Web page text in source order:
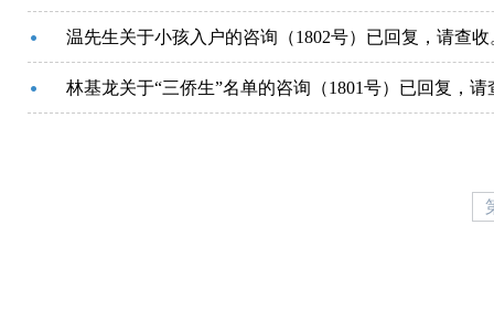
温先生关于小孩入户的咨询（1802号）已回复，请查收
林基龙关于“三侨生”名单的咨询（1801号）已回复，请